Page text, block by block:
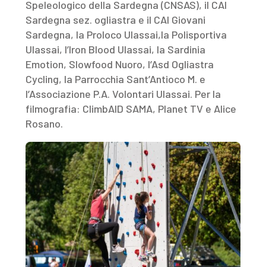
Speleologico della Sardegna (CNSAS), il CAI
Sardegna sez. ogliastra e il CAI Giovani
Sardegna, la Proloco Ulassai,la Polisportiva
Ulassai, l’Iron Blood Ulassai, la Sardinia
Emotion, Slowfood Nuoro, l’Asd Ogliastra
Cycling, la Parrocchia Sant’Antioco M. e
l’Associazione P.A. Volontari Ulassai. Per la
filmografia: ClimbAID SAMA, Planet TV e Alice
Rosano.